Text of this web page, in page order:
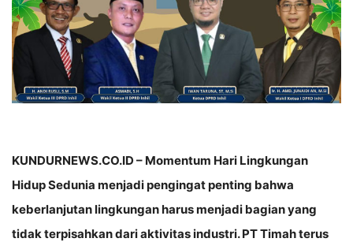
KUNDURNEWS.CO.ID – Momentum Hari Lingkungan
Hidup Sedunia menjadi pengingat penting bahwa
keberlanjutan lingkungan harus menjadi bagian yang
tidak terpisahkan dari aktivitas industri. PT Timah terus